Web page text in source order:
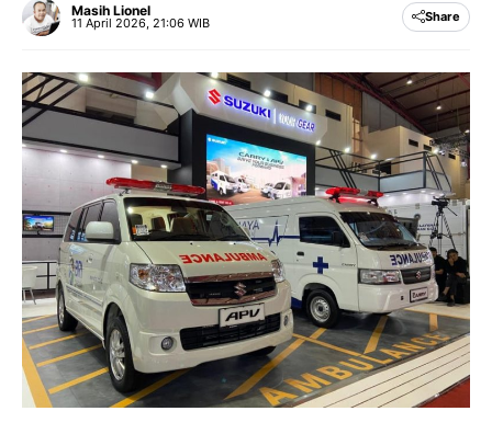
Masih Lionel
11 April 2026, 21:06 WIB Share